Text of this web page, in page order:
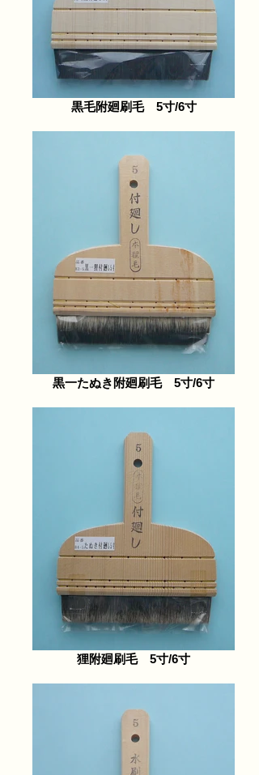
黒毛附廻刷毛 5寸/6寸
黒一たぬき附廻刷毛 5寸/6寸
狸附廻刷毛 5寸/6寸